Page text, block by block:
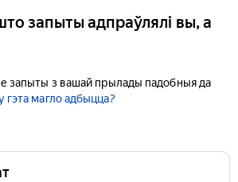
запыты адпраўлялі вы, а
запыты з вашай прылады падобныя да
гэта магло адбыцца?